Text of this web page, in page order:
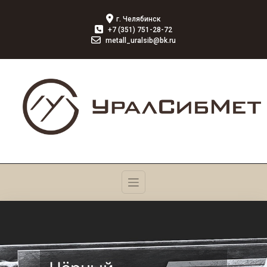
г. Челябинск
+7 (351) 751-28-72
metall_uralsib@bk.ru